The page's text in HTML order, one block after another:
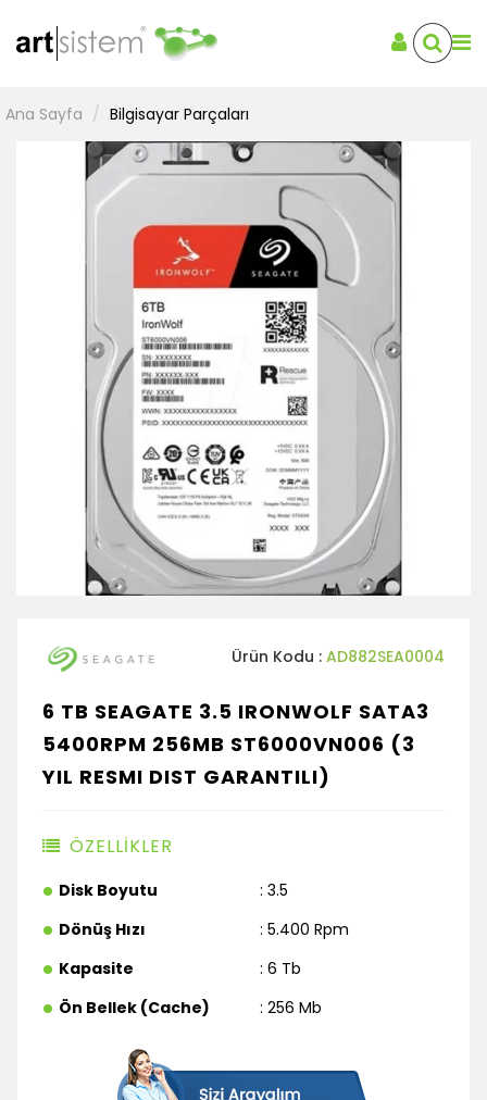
Ana Sayfa Bilgisayar Parçaları
Ürün Kodu : AD882SEA0004
6 TB SEAGATE 3.5 IRONWOLF SATA3
5400RPM 256MB ST6000VN006 (3
YIL RESMI DIST GARANTILI)
ÖZELLİKLER
Disk Boyutu
: 3.5
Dönüş Hızı
: 5.400 Rpm
Kapasite
: 6 Tb
Ön Bellek (Cache)
: 256 Mb